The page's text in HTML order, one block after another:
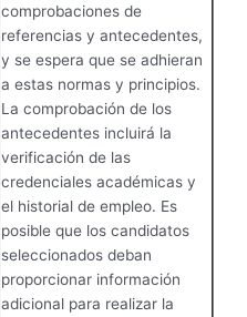
comprobaciones de
referencias y antecedentes,
y se espera que se adhieran
a estas normas y principios.
La comprobación de los
antecedentes incluirá la
verificación de las
credenciales académicas y
el historial de empleo. Es
posible que los candidatos
seleccionados deban
proporcionar información
adicional para realizar la